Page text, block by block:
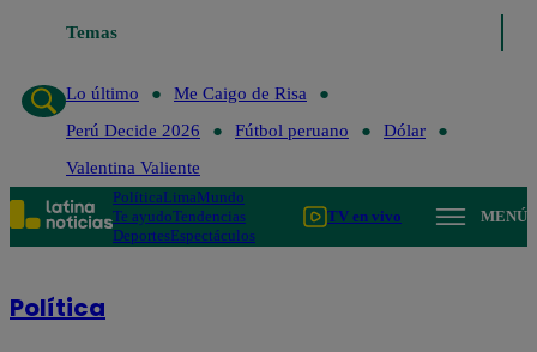
Temas
Lo último Me Caigo de Risa
Lo último
Me Caigo de Risa
Perú Decide 2026
Fútbol peruano
Dólar
Valentina Valiente
PolíticaLimaMundo
Te ayudoTendencias
DeportesEspectáculos
TV en vivo MENÚ
Política